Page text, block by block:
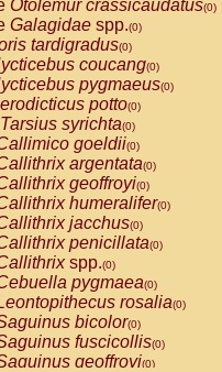
(0)
spp.(0)
lagothricha
lagothricha cana
Cacajao calvus
Callicebus cupreus
Callicebus donacophilus
Callicebus moloch
Callicebus torquatus
Callicebusspp.(0)
Chiropotes satanas(0)
Pithecia monachus
Pithecia pithecia(0)
Cercocebus agilis
Cercocebus
Cercocebus
Cercocebus
Cercocebus
Cercocebushybrid
Otolemur crassicaudatus(0)
Galagidae spp.(0)
tardigradus(0)
coucang(0)
pygmaeus(0)
potto(0)
Tarsius syrichta(0)
goeldii(0)
argentata(0)
geoffroyi(0)
humeralifer(0)
jacchus(0)
penicillata(0)
spp.(0)
pygmaea(0)
rosalia(0)
bicolor(0)
fuscicollis(0)
geoffroyi(0)